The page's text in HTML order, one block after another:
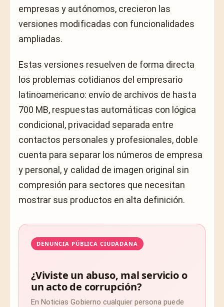
empresas y autónomos, crecieron las
versiones modificadas con funcionalidades
ampliadas.
Estas versiones resuelven de forma directa
los problemas cotidianos del empresario
latinoamericano: envío de archivos de hasta
700 MB, respuestas automáticas con lógica
condicional, privacidad separada entre
contactos personales y profesionales, doble
cuenta para separar los números de empresa
y personal, y calidad de imagen original sin
compresión para sectores que necesitan
mostrar sus productos en alta definición.
DENUNCIA PÚBLICA CIUDADANA
¿Viviste un abuso, mal servicio o
un acto de corrupción?
En Noticias Gobierno cualquier persona puede